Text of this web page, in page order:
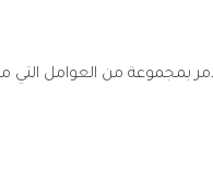
بمجموعة من العوامل التي